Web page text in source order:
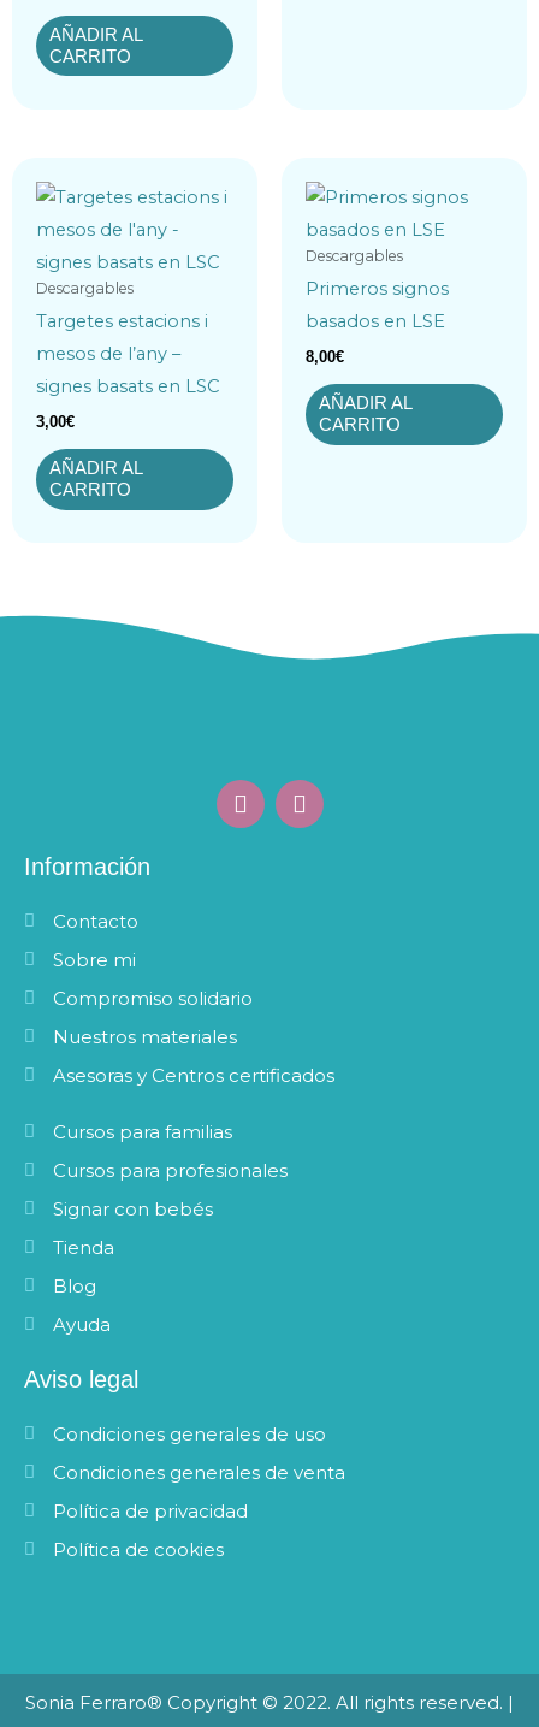
AÑADIR AL
CARRITO
Descargables
Targetes estacions i
mesos de l’any –
signes basats en LSC
3,00€
AÑADIR AL
CARRITO
Descargables
Primeros signos
basados en LSE
8,00€
AÑADIR AL
CARRITO
F
a
I
n
Información
Contacto
Sobre mi
Compromiso solidario
Nuestros materiales
Asesoras y Centros certificados
Cursos para familias
Cursos para profesionales
Signar con bebés
Tienda
Blog
Ayuda
Aviso legal
Condiciones generales de uso
Condiciones generales de venta
Política de privacidad
Política de cookies
Sonia Ferraro® Copyright © 2022. All rights reserved. |